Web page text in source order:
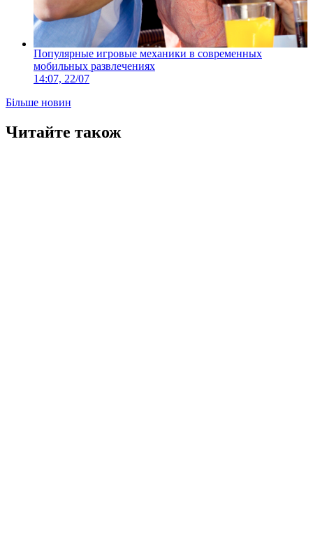
Популярные игровые механики в современных
мобильных развлечениях
14:07, 22/07
Більше новин
Читайте також